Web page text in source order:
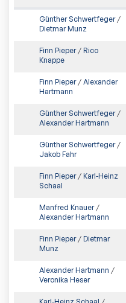
Günther Schwertfeger/
Dietmar Munz
Finn Pieper/ Rico
Knappe
Finn Pieper/ Alexander
Hartmann
Günther Schwertfeger/
Alexander Hartmann
Günther Schwertfeger/
Jakob Fahr
Finn Pieper/ Karl-Heinz
Schaal
Manfred Knauer/
Alexander Hartmann
Finn Pieper/ Dietmar
Munz
Alexander Hartmann /
Veronika Heser